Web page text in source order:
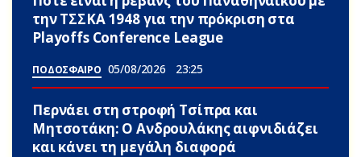
την ΤΣΣΚΑ 1948 για την πρόκριση στα
Playoffs Conference League
ΠΟΔΟΣΦΑΙΡΟ 05/08/2026 23:25
Περνάει στη στροφή Τσίπρα και
Μητσοτάκη: Ο Ανδρουλάκης αιφνιδιάζει
και κάνει τη μεγάλη διαφορά